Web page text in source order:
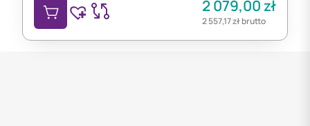
2 079,00zł
2 557,17złbrutto